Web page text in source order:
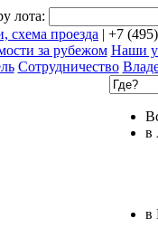
лота:
схема проезда | +7
за рубежом Наши
Сотрудничество
в
в